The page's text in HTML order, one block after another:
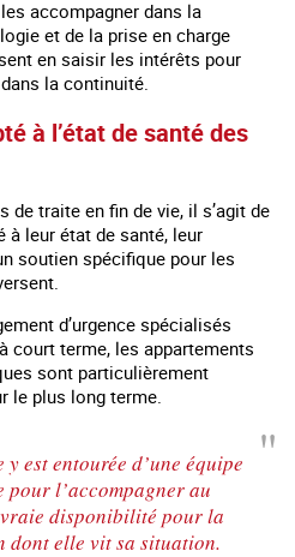
accompagner dans la
et de la prise en charge
en saisir les intérêts pour
la continuité.
à l’état de santé des
de traite en fin de vie, il s’agit de
à leur état de santé, leur
soutien spécifique pour les
d’urgence spécialisés
court terme, les appartements
sont particulièrement
le plus long terme.
est entourée d’une équipe
pour l’accompagner au
disponibilité pour la
dont elle vit sa situation.